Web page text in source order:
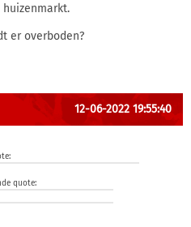
er overboden?
12-06-2022 19:55:40
quote: